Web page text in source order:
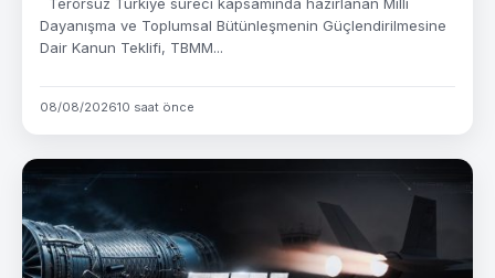
Dayanışma ve Toplumsal Bütünleşmenin Güçlendirilmesine
Dair Kanun Teklifi, TBMM...
08/08/202610 saat önce